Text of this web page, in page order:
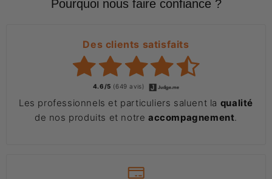
Pourquoi nous faire confiance ?
Des clients satisfaits
4.6/5 (649 avis)
Les professionnels et particuliers saluent la qualité
de nos produits et notre accompagnement